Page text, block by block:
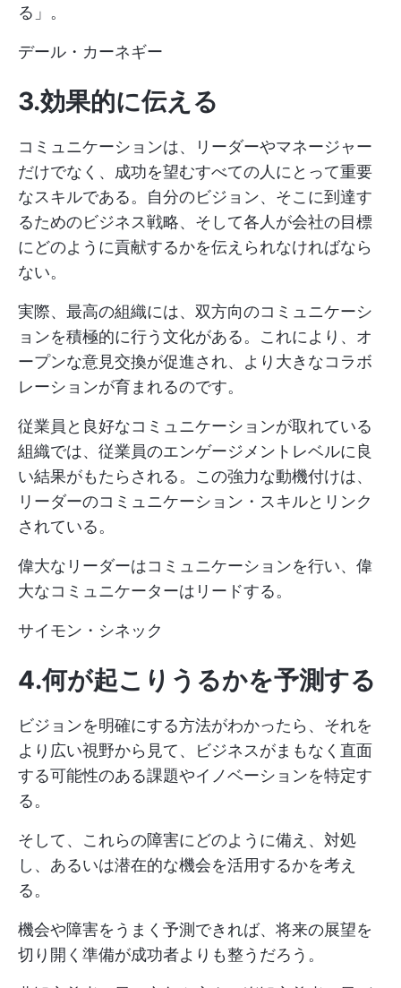
る」。
デール・カーネギー
3.効果的に伝える
コミュニケーションは、リーダーやマネージャー
だけでなく、成功を望むすべての人にとって重要
なスキルである。自分のビジョン、そこに到達す
るためのビジネス戦略、そして各人が会社の目標
にどのように貢献するかを伝えられなければなら
ない。
実際、最高の組織には、双方向のコミュニケーシ
ョンを積極的に行う文化がある。これにより、オ
ープンな意見交換が促進され、より大きなコラボ
レーションが育まれるのです。
従業員と良好なコミュニケーションが取れている
組織では、従業員のエンゲージメントレベルに良
い結果がもたらされる。この強力な動機付けは、
リーダーのコミュニケーション・スキルとリンク
されている。
偉大なリーダーはコミュニケーションを行い、偉
大なコミュニケーターはリードする。
サイモン・シネック
4.何が起こりうるかを予測する
ビジョンを明確にする方法がわかったら、それを
より広い視野から見て、ビジネスがまもなく直面
する可能性のある課題やイノベーションを特定す
る。
そして、これらの障害にどのように備え、対処
し、あるいは潜在的な機会を活用するかを考え
る。
機会や障害をうまく予測できれば、将来の展望を
切り開く準備が成功者よりも整うだろう。